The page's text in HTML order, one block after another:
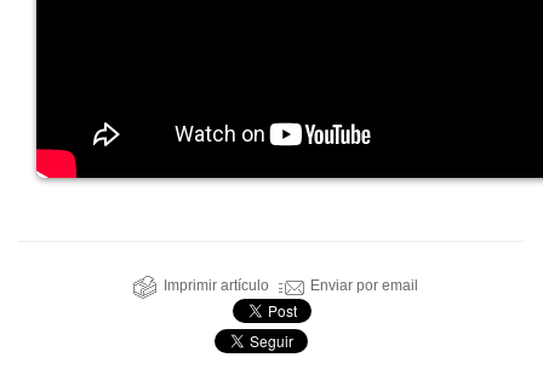
Imprimir artículo Enviar por email